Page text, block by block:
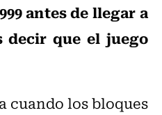
antes de llegar a
decir que el juego
cuando los bloques